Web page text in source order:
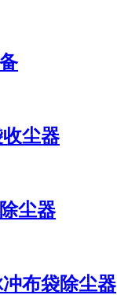
尘器
尘器
布袋除尘器